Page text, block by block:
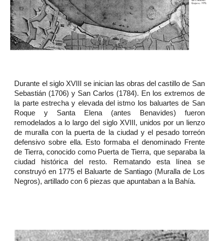
Durante el siglo XVIII se inician las obras del castillo de San
Sebastián (1706) y San Carlos (1784). En los extremos de
la parte estrecha y elevada del istmo los baluartes de San
Roque y Santa Elena (antes Benavides) fueron
remodelados a lo largo del siglo XVIII, unidos por un lienzo
de muralla con la puerta de la ciudad y el pesado torreón
defensivo sobre ella. Esto formaba el denominado Frente
de Tierra, conocido como Puerta de Tierra, que separaba la
ciudad histórica del resto. Rematando esta línea se
construyó en 1775 el Baluarte de Santiago (Muralla de Los
Negros), artillado con 6 piezas que apuntaban a la Bahía.